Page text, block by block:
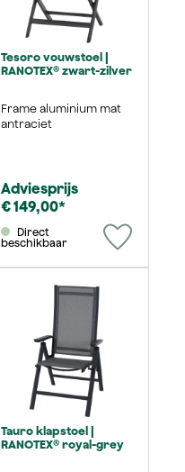
Tesoro vouwstoel |
RANOTEX® zwart-zilver
Frame aluminium mat
antraciet
Adviesprijs
€ 149,00*
beschikbaar
Tauro klapstoel |
RANOTEX® royal-grey